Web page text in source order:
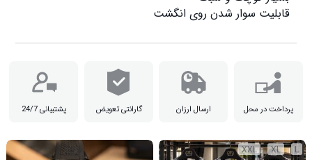
قابلیت سوار شدن روی انگشت
پرداخت در محل ارسال ارزان گارانتی تعویض پشتیبانی 24/7
L
XL
XXL